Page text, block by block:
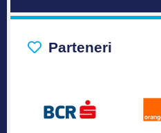
Parteneri